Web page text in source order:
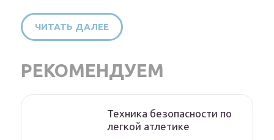
ЧИТАТЬ ДАЛЕЕ
РЕКОМЕНДУЕМ
Техника безопасности по
легкой атлетике